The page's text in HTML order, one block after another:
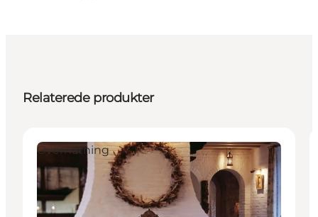
Relaterede produkter
Overnatning